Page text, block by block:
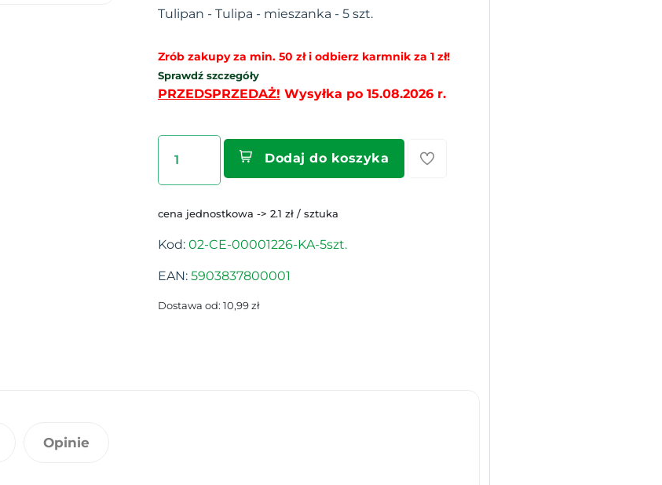
Tulipan - Tulipa - mieszanka - 5 szt.
Zrób zakupy za min. 50 zł i odbierz karmnik za 1 zł!
Sprawdź szczegóły
PRZEDSPRZEDAŻ! Wysyłka po 15.08.2026 r.
Dodaj do koszyka
cena jednostkowa -> 2.1 zł / sztuka
Kod: 02-CE-00001226-KA-5szt.
EAN: 5903837800001
Dostawa od: 10,99 zł
Opinie